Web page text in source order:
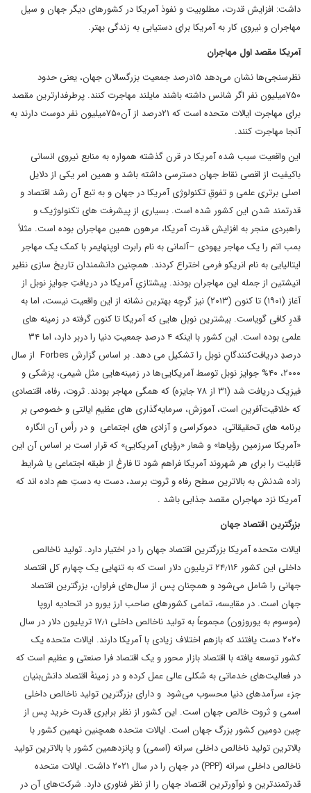
داشت: افزایش قدرت، مطلوبیت و نفوذ آمریکا در کشورهای دیگر جهان و سیل
مهاجران و نیروی کار به آمریکا برای دستیابی به زندگی بهتر.
آمریکا مقصد اول مهاجران
نظرسنجی‌ها نشان می‌دهد ۱۵درصد جمعیت بزرگسالان جهان، یعنی حدود
۷۵۰میلیون نفر اگر شانس داشته باشند مایلند مهاجرت کنند. پرطرفدارترین مقصد
برای مهاجرت ایالات متحده ‌است که ۲۱درصد از آن۷۵۰میلیون نفر دوست دارند به
آنجا مهاجرت کنند.
این واقعیت سبب شده آمریکا در قرن گذشته همواره به منابع نیروی انسانی
باکیفیت از اقصی نقاط جهان دسترسی داشته باشد و همین امر یکی از دلایل
اصلی برتری علمی و تفوقِ تکنولوژی آمریکا در جهان و به تبع آن رشد اقتصاد و
قدرتمند شدن این کشور شده است. بسیاری از پیشرفت های تکنولوژیک و
راهبردی منجر به افزایش قدرت آمریکا، مرهون همین مهاجران بوده است. مثلاً
بمب اتم را یک مهاجر یهودی –آلمانی به نام رابرت اوپنهایمر با کمک یک مهاجر
ایتالیایی به نام انریکو فرمی اختراع کردند. همچنین دانشمندان تاریخ سازی نظیر
انیشتین از جمله این مهاجران بودند. پیشتازیِ آمریکا در دریافتِ جوایزِ نوبل از
آغاز (۱۹۰۱) تا کنون (۲۰۱۳) نیز گرچه بهترین نشانه از این واقعیت نیست، اما به
قدرِ کافی گویاست. بیشترین نوبل هایی که آمریکا تا کنون گرفته در زمینه های
علمی بوده است. این کشور با اینکه ۴ درصدِ جمعیتِ دنیا را دربر دارد، اما ۳۴
درصدِ دریافت‌کنندگانِ نوبل را تشکیل می دهد. بر اساس گزارش Forbes از سال
۲۰۰۰، ۴۰% جوایز نوبل توسط آمریکایی‌ها در زمینه‌هایی مثل شیمی، پزشکی و
فیزیک دریافت شد (۳۱ از ۷۸ جایزه) که همگی مهاجر بودند. ثروت، رفاه، اقتصادی
که خلاقیت‌آفرین است، آموزش، سرمایه‌گذاری های عظیمِ ایالتی و خصوصی بر
برنامه های تحقیقاتی، دموکراسی و آزادی های اجتماعی و در رأس آن انگاره
«آمریکا سرزمین رؤیاها» و شعار «رؤیای آمریکایی» که قرار است بر اساس آن این
قابلیت را برای هر شهروند آمریکا فراهم شود تا فارغ از طبقه اجتماعی یا شرایط
زاده شدنش به بالاترین سطح رفاه و ثروت برسد، دست به دستِ هم داده اند که
آمریکا نزد مهاجران مقصد جذابی باشد .
بزرگترین اقتصاد جهان
ایالات متحده آمریکا بزرگترین اقتصاد جهان را در اختیار دارد. تولید ناخالص
داخلی این کشور ۲۴٫۱۱۶ تریلیون دلار است که به تنهایی یک چهارم کل اقتصاد
جهانی را شامل می‌شود و همچنان پس از سال‌های فراوان، بزرگترین اقتصاد
جهان است. در مقایسه، تمامی کشورهای صاحب ارز یورو در اتحادیه اروپا
(موسوم به یوروزون) مجموعاً به تولید ناخالص داخلی ۱۷٫۱ تریلیون دلار در سال
۲۰۲۰ دست یافتند که بازهم اختلاف زیادی با آمریکا دارند. ایالات متحده یک
کشور توسعه یافته با اقتصاد بازار محور و یک اقتصاد فرا صنعتی و عظیم است که
در فعالیت‌های خدماتی به شکلی عالی عمل کرده و در زمینهٔ اقتصاد دانش‌بنیان
جزء سرآمدهای دنیا محسوب می‌شود و دارای بزرگترین تولید ناخالص داخلی
اسمی و ثروت خالص جهان است. این کشور از نظر برابری قدرت خرید پس از
چین دومین کشور بزرگ جهان است. ایالات متحده همچنین نهمین کشور با
بالاترین تولید ناخالص داخلی سرانه (اسمی) و پانزدهمین کشور با بالاترین تولید
ناخالص داخلی سرانه (PPP) در جهان را در سال ۲۰۲۱ داشت. ایالات متحده
قدرتمندترین و نوآورترین اقتصاد جهان را از نظر فناوری دارد. شرکت‌های آن در